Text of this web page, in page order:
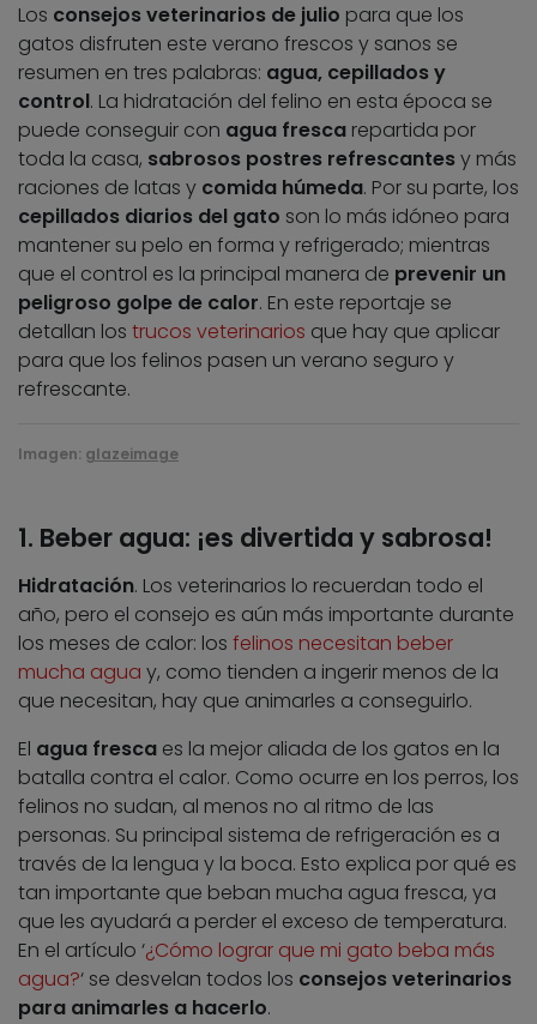
Los consejos veterinarios de julio para que los
gatos disfruten este verano frescos y sanos se
resumen en tres palabras: agua, cepillados y
control. La hidratación del felino en esta época se
puede conseguir con agua fresca repartida por
toda la casa, sabrosos postres refrescantesy más
raciones de latas y comida húmeda. Por su parte, los
cepillados diarios del gato son lo más idóneo para
mantener su pelo en forma y refrigerado; mientras
que el control es la principal manera de prevenir un
peligroso golpe de calor. En este reportaje se
detallan los trucos veterinarios que hay que aplicar
para que los felinos pasen un verano seguro y
refrescante.
Imagen: glazeimage
1. Beber agua: ¡es divertida y sabrosa!
Hidratación. Los veterinarios lo recuerdan todo el
año, pero el consejo es aún más importante durante
los meses de calor: los felinos necesitan beber
mucha agua y, como tienden a ingerir menos de la
que necesitan, hay que animarles a conseguirlo.
El agua fresca es la mejor aliada de los gatos en la
batalla contra el calor. Como ocurre en los perros, los
felinos no sudan, al menos no al ritmo de las
personas. Su principal sistema de refrigeración es a
través de la lengua y la boca. Esto explica por qué es
tan importante que beban mucha agua fresca, ya
que les ayudará a perder el exceso de temperatura.
En el artículo ‘¿Cómo lograr que mi gato beba más
agua?‘ se desvelan todos los consejos veterinarios
para animarles a hacerlo.